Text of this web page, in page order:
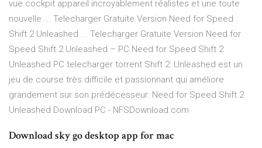
vue cockpit appareil incroyablement réalistes et une toute
nouvelle ... Telecharger Gratuite Version Need for Speed
Shift 2 Unleashed ... Telecharger Gratuite Version Need for
Speed Shift 2 Unleashed – PC Need for Speed Shift 2
Unleashed PC telecharger torrent Shift 2: Unleashed est un
jeu de course très difficile et passionnant qui améliore
grandement sur son prédécesseur. Need for Speed Shift 2
Unleashed Download PC - NFSDownload.com
Download sky go desktop app for mac